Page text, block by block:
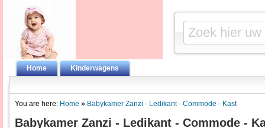
Home Kinderwagens
You are here: Home » Babykamer Zanzi - Ledikant - Commode - Kast
Babykamer Zanzi - Ledikant - Commode -